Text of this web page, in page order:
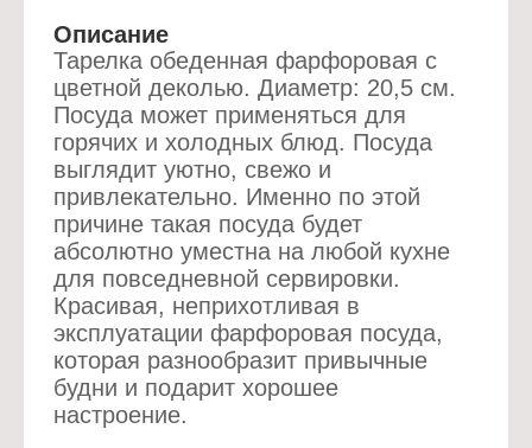
Описание
Тарелка обеденная фарфоровая с
цветной деколью. Диаметр: 20,5 см.
Посуда может применяться для
горячих и холодных блюд. Посуда
выглядит уютно, свежо и
привлекательно. Именно по этой
причине такая посуда будет
абсолютно уместна на любой кухне
для повседневной сервировки.
Красивая, неприхотливая в
эксплуатации фарфоровая посуда,
которая разнообразит привычные
будни и подарит хорошее
настроение.